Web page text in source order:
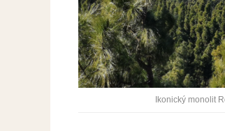
Ikonický monolit